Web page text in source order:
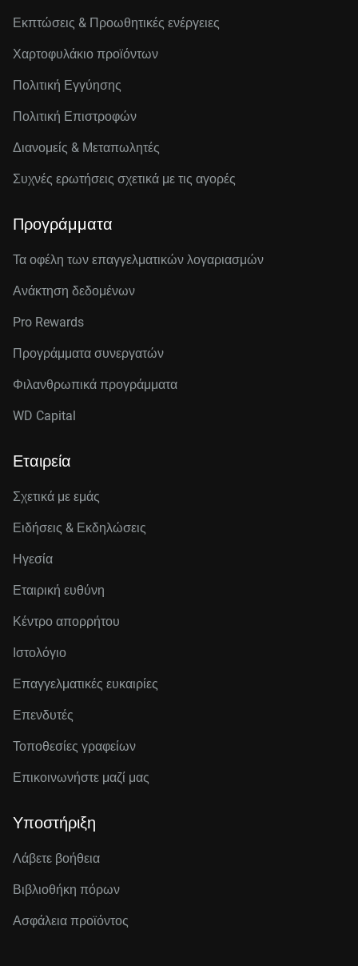
Εκπτώσεις & Προωθητικές ενέργειες
Χαρτοφυλάκιο προϊόντων
Πολιτική Εγγύησης
Πολιτική Επιστροφών
Διανομείς & Μεταπωλητές
Συχνές ερωτήσεις σχετικά με τις αγορές
Προγράμματα
Τα οφέλη των επαγγελματικών λογαριασμών
Ανάκτηση δεδομένων
Pro Rewards
Προγράμματα συνεργατών
Φιλανθρωπικά προγράμματα
WD Capital
Εταιρεία
Σχετικά με εμάς
Ειδήσεις & Εκδηλώσεις
Ηγεσία
Εταιρική ευθύνη
Κέντρο απορρήτου
Ιστολόγιο
Επαγγελματικές ευκαιρίες
Επενδυτές
Τοποθεσίες γραφείων
Επικοινωνήστε μαζί μας
Υποστήριξη
Λάβετε βοήθεια
Βιβλιοθήκη πόρων
Ασφάλεια προϊόντος